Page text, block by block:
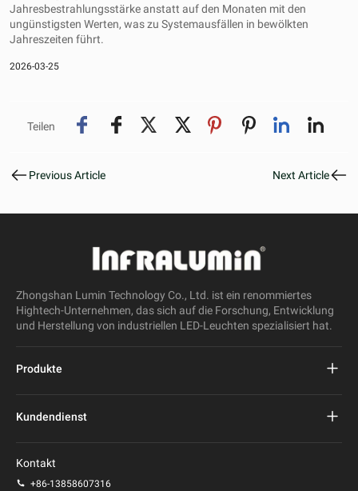
Jahresbestrahlungsstärke anstatt auf den Monaten mit den
ungünstigsten Werten, was zu Systemausfällen in bewölkten
Jahreszeiten führt.
2026-03-25
Teilen
Previous Article Next Article
Zhongshan Lumin Technology Co., Ltd. ist ein renommiertes
Hightech-Unternehmen, das sich auf die Forschung, Entwicklung
und Herstellung von industriellen LED-Leuchten spezialisiert hat.
Produkte
Kundendienst
Datenschutz-Bestimmungen
Kontakt
+86-13858607316